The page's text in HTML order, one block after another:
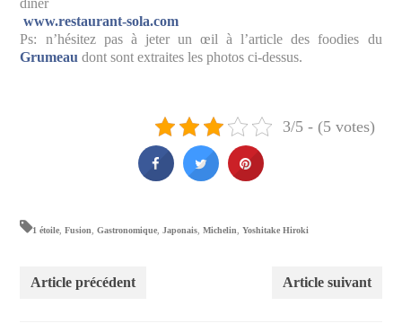
www.restaurant-sola.com
Ps: n’hésitez pas à jeter un œil à l’article des foodies du
Grumeau dont sont extraites les photos ci-dessus.
3/5 - (5 votes)
1 étoile ,Fusion ,Gastronomique ,Japonais ,Michelin ,Yoshitake Hiroki
Article précédent Article suivant